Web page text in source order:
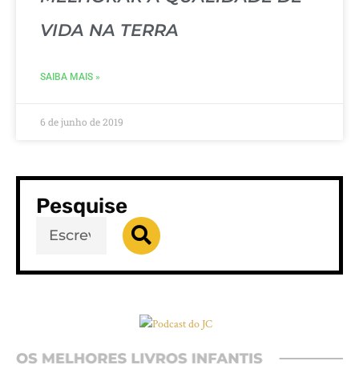
VIDA NA TERRA
SAIBA MAIS »
6 de junho de 2019
Pesquise